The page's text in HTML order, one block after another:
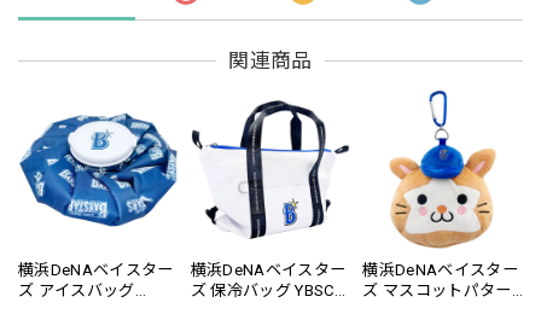
関連商品
横浜DeNAベイスター
ズ アイスバッグ
横浜DeNAベイスター
ズ 保冷バッグ YBSC-
横浜DeNAベイスター
ズ マスコットパター